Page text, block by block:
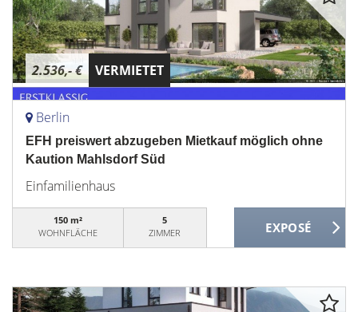
2.536,- € VERMIETET
Berlin
EFH preiswert abzugeben Mietkauf möglich ohne
Kaution Mahlsdorf Süd
Einfamilienhaus
150 m²
WOHNFLÄCHE
5
ZIMMER